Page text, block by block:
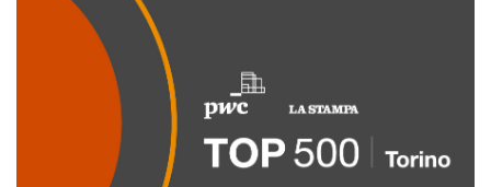
giornata internazionale che ogni anno, a maggio,
promuove la consapevolezza e l’importanza
dell’accessibilità digitale. L’obiettivo è favorire il
confronto, lo scambio di buone prassi, la
collaborazione e l’interazione con figure
professioniste e persone con disabilità, per
costruire un mondo digitale più inclusivo.PwC è